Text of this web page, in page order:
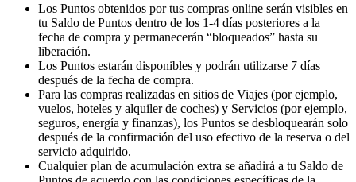
Los Puntos obtenidos por tus compras online serán visibles en
tu Saldo de Puntos dentro de los 1-4 días posteriores a la
fecha de compra y permanecerán “bloqueados” hasta su
liberación.
Los Puntos estarán disponibles y podrán utilizarse 7 días
después de la fecha de compra.
Para las compras realizadas en sitios de Viajes (por ejemplo,
vuelos, hoteles y alquiler de coches) y Servicios (por ejemplo,
seguros, energía y finanzas), los Puntos se desbloquearán solo
después de la confirmación del uso efectivo de la reserva o del
servicio adquirido.
Cualquier plan de acumulación extra se añadirá a tu Saldo de